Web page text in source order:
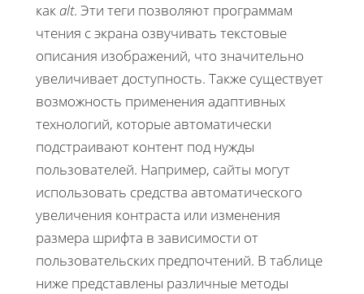
как alt. Эти теги позволяют программам
чтения с экрана озвучивать текстовые
описания изображений, что значительно
увеличивает доступность. Также существует
возможность применения адаптивных
технологий, которые автоматически
подстраивают контент под нужды
пользователей. Например, сайты могут
использовать средства автоматического
увеличения контраста или изменения
размера шрифта в зависимости от
пользовательских предпочтений. В таблице
ниже представлены различные методы